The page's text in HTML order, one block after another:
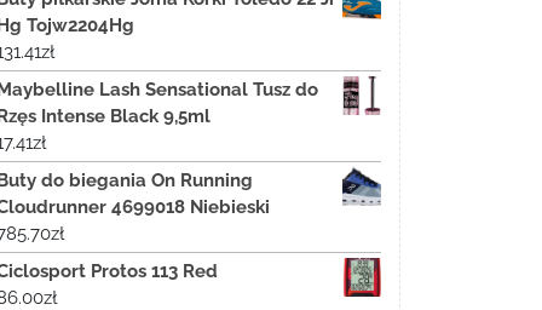
Tojw2204Hg
zł
Lash Sensational Tusz do
Intense Black 9,5ml
zł
do biegania On Running
4699018 Niebieski
zł
Protos 113 Red
zł